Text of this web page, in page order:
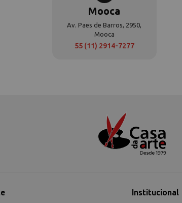
Mooca
Av. Paes de Barros, 2950,
Mooca
55 (11) 2914-7277
Institucional